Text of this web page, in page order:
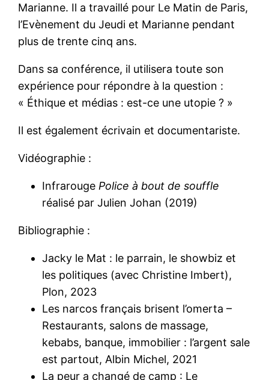
Marianne. Il a travaillé pour Le Matin de Paris,
l’Evènement du Jeudi et Marianne pendant
plus de trente cinq ans.
Dans sa conférence, il utilisera toute son
expérience pour répondre à la question :
« Éthique et médias : est-ce une utopie ? »
Il est également écrivain et documentariste.
Vidéographie :
Infrarouge Police à bout de souffle
réalisé par Julien Johan (2019)
Bibliographie :
Jacky le Mat : le parrain, le showbiz et
les politiques (avec Christine Imbert),
Plon, 2023
Les narcos français brisent l’omerta –
Restaurants, salons de massage,
kebabs, banque, immobilier : l’argent sale
est partout, Albin Michel, 2021
La peur a changé de camp : Le